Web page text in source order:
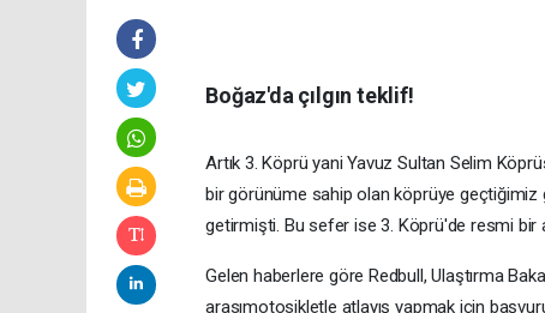
Boğaz'da çılgın teklif!
Artık 3. Köprü yani Yavuz Sultan Selim
bir görünüme sahip olan köprüye geçtiğimiz
getirmişti. Bu sefer ise 3. Köprü'de resmi bir
Gelen haberlere göre Redbull, Ulaştırma
arasımotosikletle atlayış yapmak için